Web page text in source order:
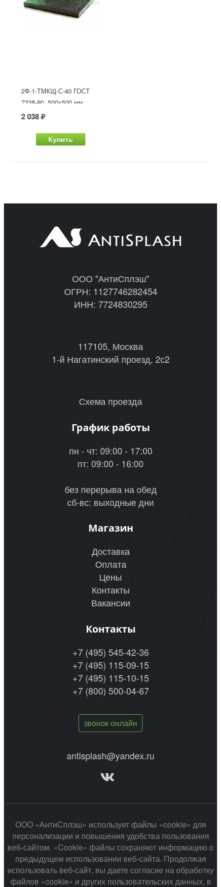
2Ф-1-ТМКЩ-С-40 ГОСТ
7338-90, 500x500 мм
2 038 ₽
Купить
ООО "АнтиСплэш"
ОГРН: 1127746282454
ИНН: 7724830295
117105, Москва
1-й Нагатинский проезд, 2с2
Схема проезда
График работы
пн - чт: 09:00 - 17:00
пт: 09:00 - 16:00
без перерыва на обед
сб-вс: выходные дни
Магазин
Доставка
Оплата
Цены
Контакты
Вакансии
Контакты
+7 (495) 545-42-36
+7 (495) 115-09-15
+7 (495) 115-10-15
+7 (800) 500-04-67
звонок онлайн
antisplash@yandex.ru
ООО «АнтиСплэш» использует файлы «cookie» для
персонализации и повышения удобства пользования
веб-сайтом. «Cookie» файлы сохраняют информацию о
предыдущем использовании веб-сайта. Продолжая
использовать веб-сайт, вы даете согласие на обработку
файлов «cookie» и других пользовательских данных, в